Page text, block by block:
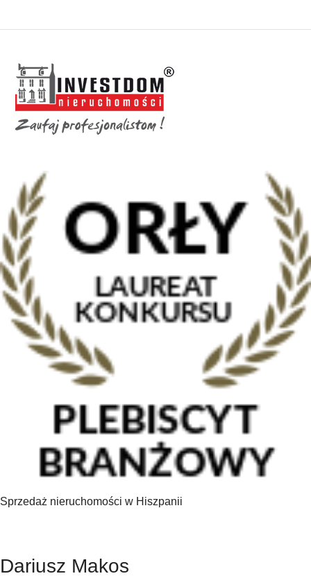
Sprzedaż nieruchomości w Hiszpanii
Dariusz Makos